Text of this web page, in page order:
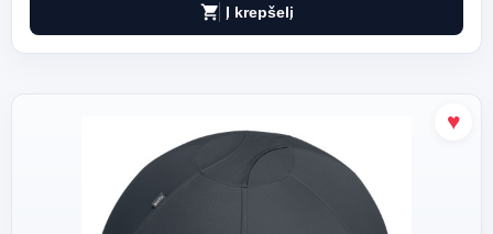
shopping_cart Į krepšelį